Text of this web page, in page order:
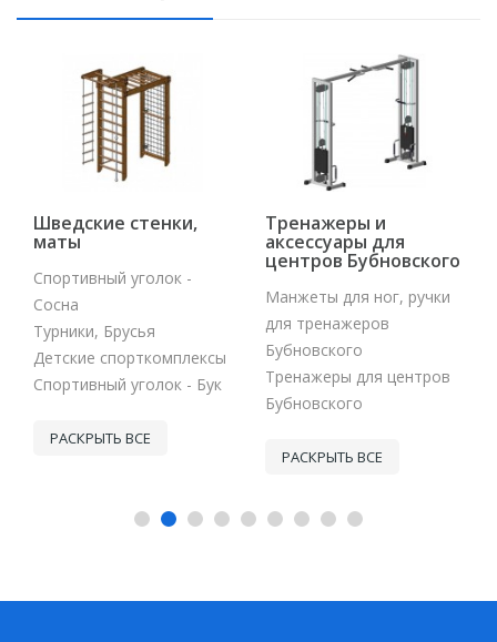
Шведские стенки,
маты
Спортивный уголок -
Сосна
Турники, Брусья
Детские спорткомплексы
Спортивный уголок - Бук
РАСКРЫТЬ ВСЕ
Тренажеры и
аксессуары для
центров Бубновского
Манжеты для ног, ручки
для тренажеров
Бубновского
Тренажеры для центров
Бубновского
РАСКРЫТЬ ВСЕ